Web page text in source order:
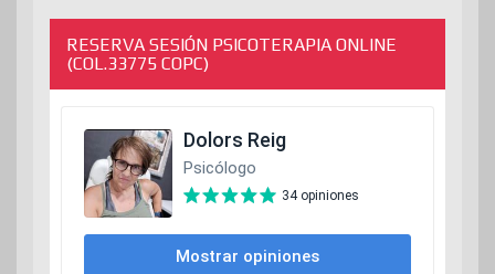
RESERVA SESIÓN PSICOTERAPIA ONLINE
(COL.33775 COPC)